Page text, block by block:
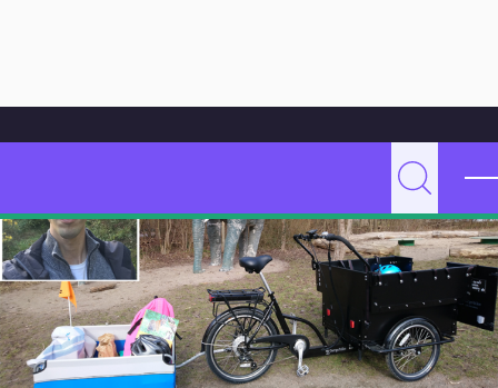
Hoppa till innehåll
e
d
a
g
o
g
M
Sök